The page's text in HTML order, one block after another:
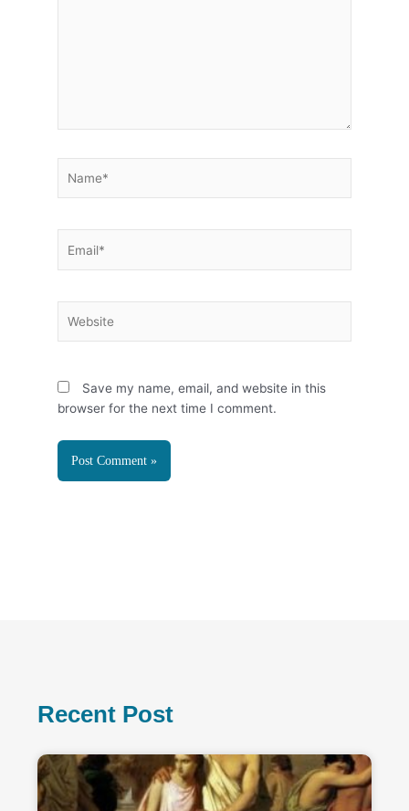
Save my name, email, and website in this
browser for the next time I comment.
Recent Post